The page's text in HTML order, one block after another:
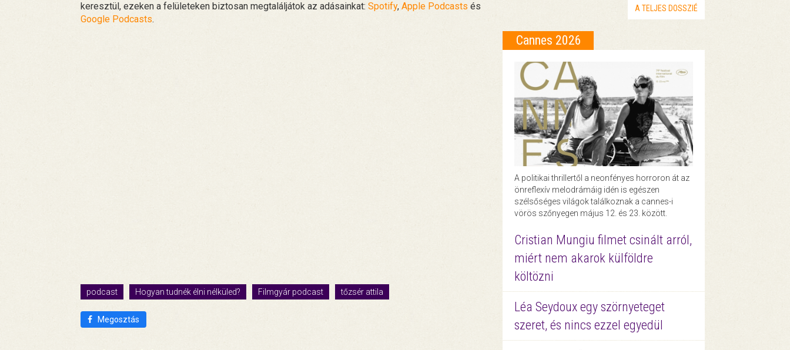
keresztül, ezeken a felületeken biztosan megtaláljátok az adásainkat: Spotify, Apple Podcasts és
Google Podcasts.
podcast Hogyan tudnék élni nélküled? Filmgyár podcast tőzsér attila
Megosztás
A TELJES DOSSZIÉ
Cannes 2026
A politikai thrillertől a neonfényes horroron át az
önreflexív melodrámáig idén is egészen
szélsőséges világok találkoznak a cannes-i
vörös szőnyegen május 12. és 23. között.
Cristian Mungiu filmet csinált arról,
miért nem akarok külföldre
költözni
Léa Seydoux egy szörnyeteget
szeret, és nincs ezzel egyedül